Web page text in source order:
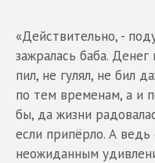
«Действительно, -
зажралась баба.
пил, не гулял, не бил
по тем временам, а и
бы, да жизни
если припёрло. А
неожиданным